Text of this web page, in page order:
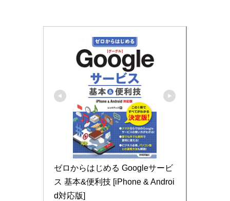
ゼロからはじめる Googleサービ
ス 基本&便利技 [iPhone & Androi
d対応版]